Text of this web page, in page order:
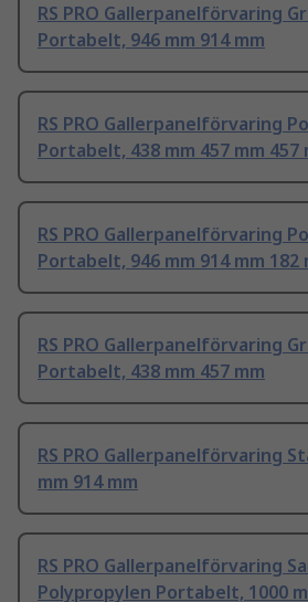
RS PRO Gallerpanelförvaring
Portabelt, 946 mm 914 mm
RS PRO Gallerpanelförvaring
Portabelt, 438 mm 457 mm 457
RS PRO Gallerpanelförvaring
Portabelt, 946 mm 914 mm 182
RS PRO Gallerpanelförvaring
Portabelt, 438 mm 457 mm
RS PRO Gallerpanelförvaring
mm 914 mm
RS PRO Gallerpanelförvaring
Polypropylen Portabelt, 1000